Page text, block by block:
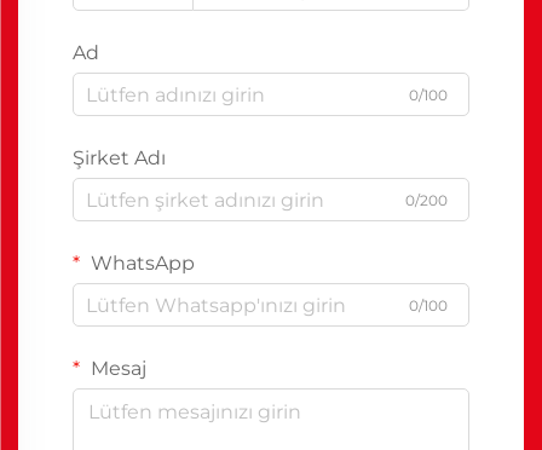
Ad
0/100
Şirket Adı
0/200
WhatsApp
0/100
Mesaj